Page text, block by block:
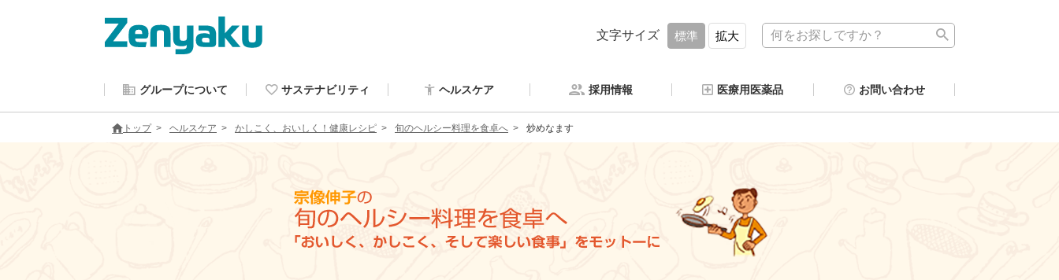
文字サイズ 標準 拡大
グループについて サステナビリティ ヘルスケア 採用情報 医療用医薬品 お問い合わせ
トップ ヘルスケア かしこく、おいしく！健康レシピ 旬のヘルシー料理を食卓へ 炒めなます